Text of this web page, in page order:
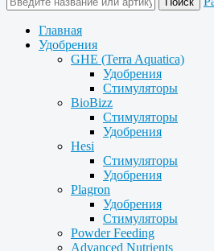
Главная
Удобрения
GHE (Terra Aquatica)
Удобрения
Стимуляторы
BioBizz
Стимуляторы
Удобрения
Hesi
Стимуляторы
Удобрения
Plagron
Удобрения
Стимуляторы
Powder Feeding
Advanced Nutrients